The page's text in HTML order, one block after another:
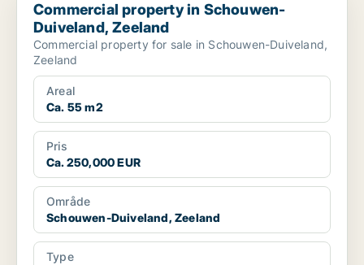
Commercial property in Schouwen-
Duiveland, Zeeland
Commercial property for sale in Schouwen-Duiveland,
Zeeland
Areal
Ca. 55 m2
Pris
Ca. 250,000 EUR
Område
Schouwen-Duiveland, Zeeland
Type